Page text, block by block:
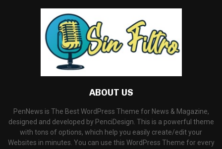
ABOUT US
PenNews is The Best WordPress Theme for News & Magazine,
designed and developed by PenciDesign. This is a powerful theme
with tons of options, which help you easily create/edit your
Websites in minutes. You can use this WordPress Theme for every